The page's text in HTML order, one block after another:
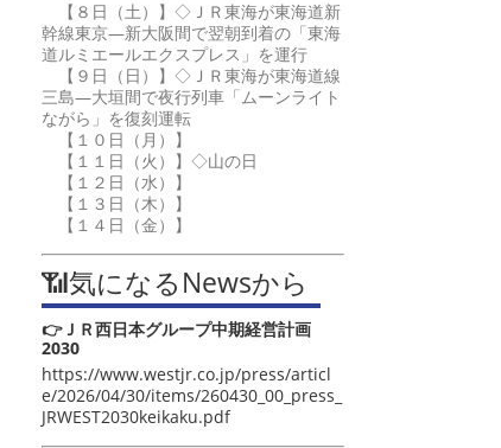
【８日（土）】◇ＪＲ東海が東海道新
幹線東京―新大阪間で翌朝到着の「東海
道ルミエールエクスプレス」を運行
【９日（日）】◇ＪＲ東海が東海道線
三島―大垣間で夜行列車「ムーンライト
ながら」を復刻運転
【１０日（月）】
【１１日（火）】◇山の日
【１２日（水）】
【１３日（木）】
【１４日（金）】
📶気になるNewsから
👉ＪＲ西日本グループ中期経営計画
2030
https://www.westjr.co.jp/press/articl
e/2026/04/30/items/260430_00_press_
JRWEST2030keikaku.pdf